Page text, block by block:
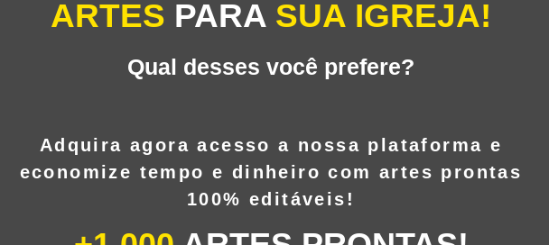
ARTES PARA SUA IGREJA!
Qual desses você prefere?
Adquira agora acesso a nossa plataforma e
economize tempo e dinheiro com artes prontas
100% editáveis!